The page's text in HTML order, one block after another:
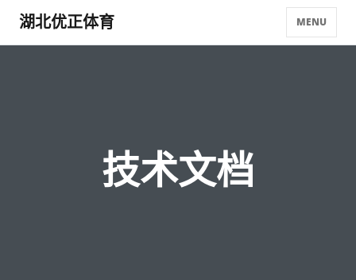
湖北优正体育 MENU
技术文档